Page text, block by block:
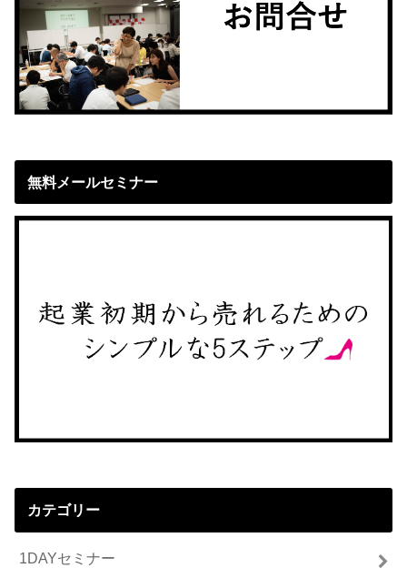
無料メールセミナー
カテゴリー
1DAYセミナー